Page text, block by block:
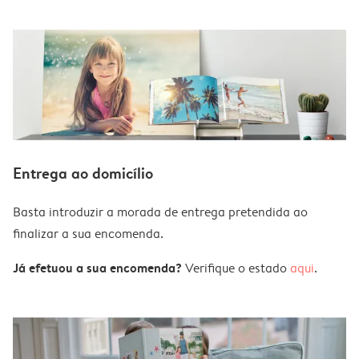
Entrega ao domicílio
Basta introduzir a morada de entrega pretendida ao
finalizar a sua encomenda.
Já efetuou a sua encomenda? Verifique o estadoaqui.